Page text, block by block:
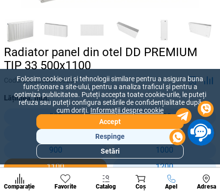
Radiator panel din otel DD PREMIUM
TIP 33 500x1100
Codul produsului:53251
Lățimea, mm:
500
600
800
900
1000
1100
1200
1300
1400
Comparație Favorite Catalog Coș Apel Adresa
A suna
populare
de
Folosim cookie-uri și tehnologii similare pentru a asigura buna
funcționare a site-ului, pentru a analiza traficul și pentru a
optimiza publicitatea. Puteți accepta toate cookie-urile, le puteți
refuza sau puteți configura setările de confidențialitate după
cum doriți. Informații despre cookie
Accept
Respinge
Setări